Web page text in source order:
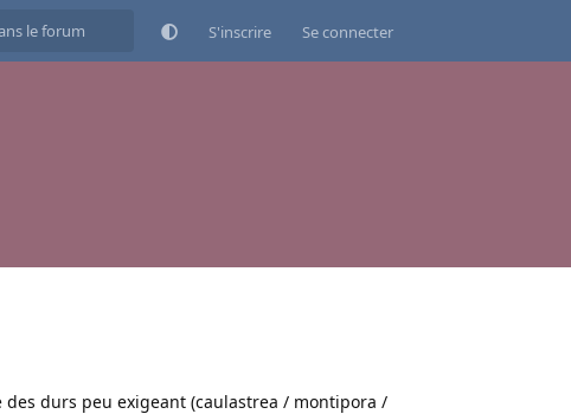
S'inscrire Se connecter
durs peu exigeant (caulastrea / montipora /